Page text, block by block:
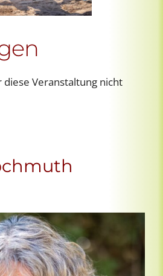
diese Veranstaltung nicht